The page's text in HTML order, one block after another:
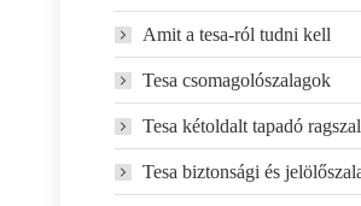
Amit a tesa-ról tudni kell
Tesa csomagolószalagok
Tesa kétoldalt tapadó
Tesa biztonsági és